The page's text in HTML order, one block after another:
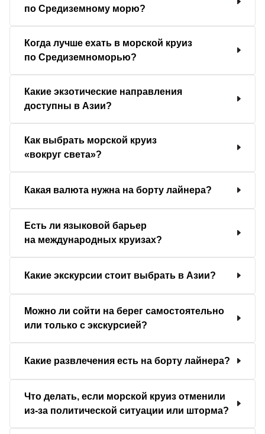
по Средиземному морю?
Когда лучше ехать в морской круиз
по Средиземноморью?
Какие экзотические направления
доступны в Азии?
Как выбрать морской круиз
«вокруг света»?
Какая валюта нужна на борту лайнера?
Есть ли языковой барьер
на международных круизах?
Какие экскурсии стоит выбрать в Азии?
Можно ли сойти на берег самостоятельно
или только с экскурсией?
Какие развлечения есть на борту лайнера?
Что делать, если морской круиз отменили
из-за политической ситуации или шторма?